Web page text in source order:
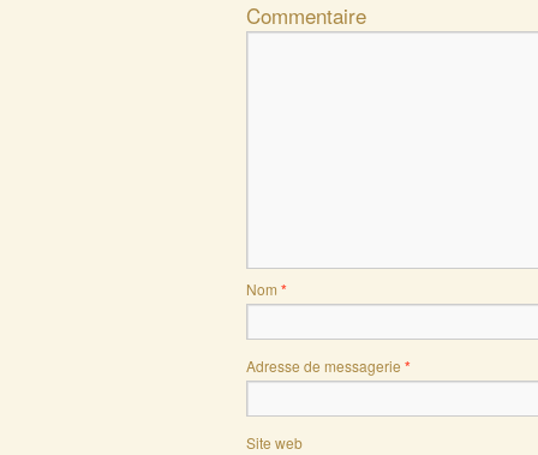
Commentaire
Nom *
Adresse de messagerie *
Site web